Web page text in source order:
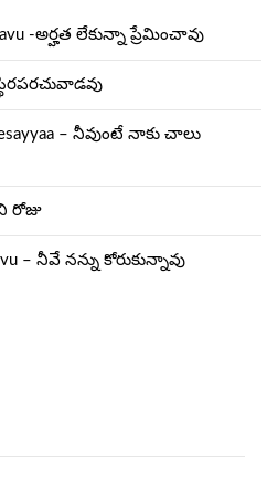
-అర్హత లేకున్నా ప్రేమించావు
– నీవుంటే నాకు చాలు
రోజు
– నీవే నన్ను కోరుకున్నావు